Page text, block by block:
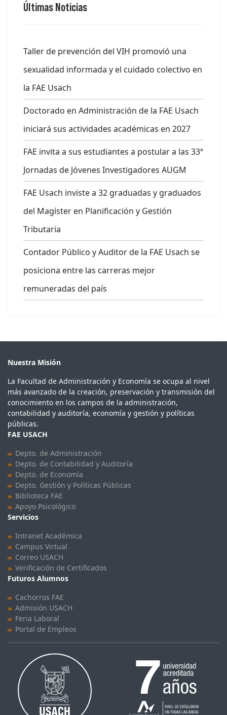
Últimas Noticias
Taller de prevención del VIH promovió una
sexualidad informada y el cuidado colectivo en
la FAE Usach
Doctorado en Administración de la FAE Usach
iniciará sus actividades académicas en 2027
FAE invita a sus estudiantes a postular a las 33ª
Jornadas de Jóvenes Investigadores AUGM
FAE Usach inviste a 32 graduadas y graduados
del Magíster en Planificación y Gestión
Tributaria
Contador Público y Auditor de la FAE Usach se
posiciona entre las carreras mejor
remuneradas del país
Nuestra Misión
La Facultad de Administración y Economía se ocupa al nivel
más avanzado de la creación, preservación y transmisión del
conocimiento en los campos de la administración,
contabilidad y auditoría, economía y gestión y políticas
públicas.
FAE USACH
Depto. de Administración
Depto. de Contabilidad y Auditoría
Depto. de Economía
Depto. Gestión y Políticas Públicas
Biblioteca FAE
Apoyo Psicológico
Servicios
Intranet Académica
Campus Virtual
Correo USACH
Verificación de Certificados
Futuros Alumnos
Cachorros FAE
Admisión USACH
Feria Laboral
Portal de Empleos